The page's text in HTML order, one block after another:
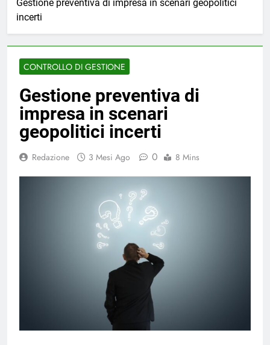
Gestione preventiva di impresa in scenari geopolitici
incerti
CONTROLLO DI GESTIONE
Gestione preventiva di
impresa in scenari
geopolitici incerti
Redazione 3 Mesi Ago 0 8 Mins